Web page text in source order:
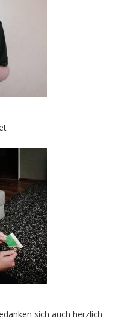
sich auch herzlich